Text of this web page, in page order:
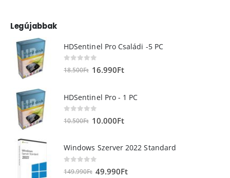
Legújabbak
HDSentinel Pro Családi -5 PC
out of 5
18.500Ft 16.990Ft
HDSentinel Pro - 1 PC
out of 5
10.500Ft 10.000Ft
Windows Szerver 2022 Standard
149.990Ft 49.990Ft